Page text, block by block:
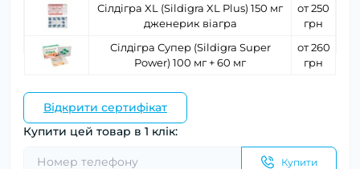
Сілдігра XL (Sildigra XL Plus) 150 мг
дженерик віагра
от 250
грн
Сілдігра Супер (Sildigra Super
Power) 100 мг + 60 мг
от 260
грн
Відкрити сертифікат
Купити цей товар в 1 клік:
Купити